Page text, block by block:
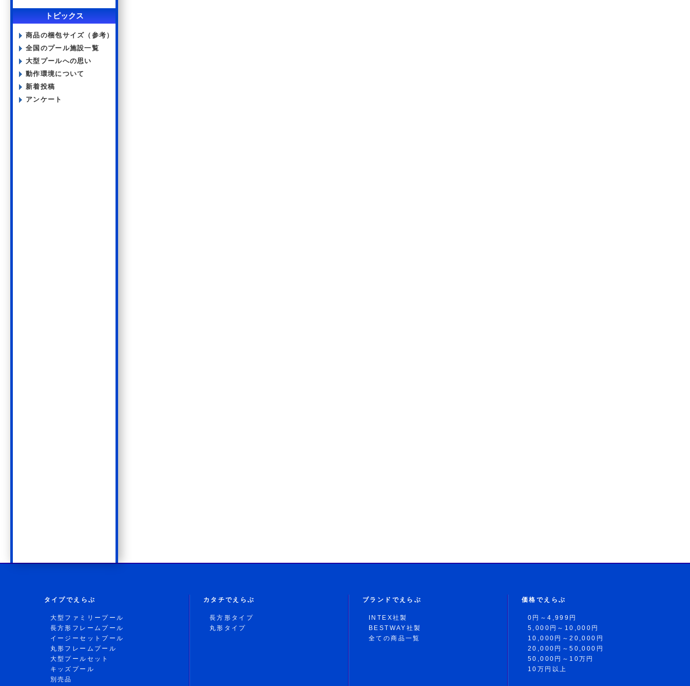
トピックス
商品の梱包サイズ（参考）
全国のプール施設一覧
大型プールへの思い
動作環境について
新着投稿
アンケート
タイプでえらぶ
大型ファミリープール
長方形フレームプール
イージーセットプール
丸形フレームプール
大型プールセット
キッズプール
別売品
カタチでえらぶ
長方形タイプ
丸形タイプ
ブランドでえらぶ
INTEX社製
BESTWAY社製
全ての商品一覧
価格でえらぶ
0円～4,999円
5,000円～10,000円
10,000円～20,000円
20,000円～50,000円
50,000円～10万円
10万円以上